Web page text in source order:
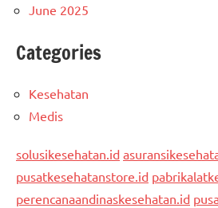
June 2025
Categories
Kesehatan
Medis
solusikesehatan.id
pusatkesehatanstore.id
perencanaandinaskesehatan.id